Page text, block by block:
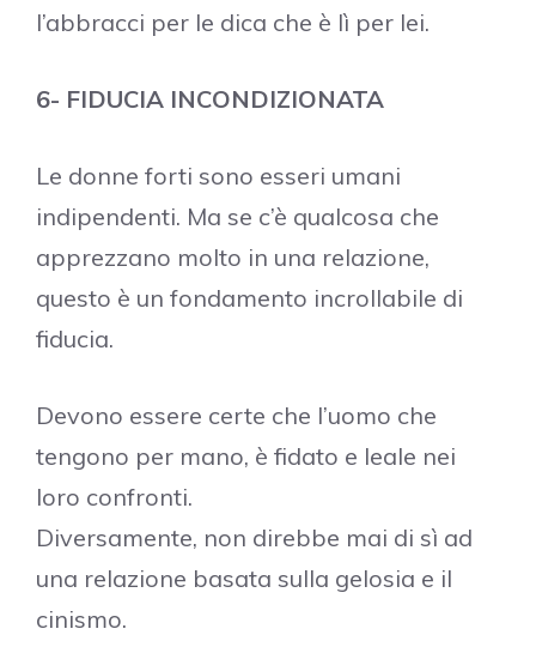
l’abbracci per le dica che è lì per lei.
6- FIDUCIA INCONDIZIONATA
Le donne forti sono esseri umani
indipendenti. Ma se c’è qualcosa che
apprezzano molto in una relazione,
questo è un fondamento incrollabile di
fiducia.
Devono essere certe che l’uomo che
tengono per mano, è fidato e leale nei
loro confronti.
Diversamente, non direbbe mai di sì ad
una relazione basata sulla gelosia e il
cinismo.